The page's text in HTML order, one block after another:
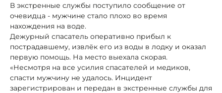
В экстренные службы поступило сообщение от
очевидца - мужчине стало плохо во время
нахождения на воде.
Дежурный спасатель оперативно прибыл к
пострадавшему, извлёк его из воды в лодку и оказал
первую помощь. На место выехала скорая.
«Несмотря на все усилия спасателей и медиков,
спасти мужчину не удалось. Инцидент
зарегистрирован и передан в экстренные службы для